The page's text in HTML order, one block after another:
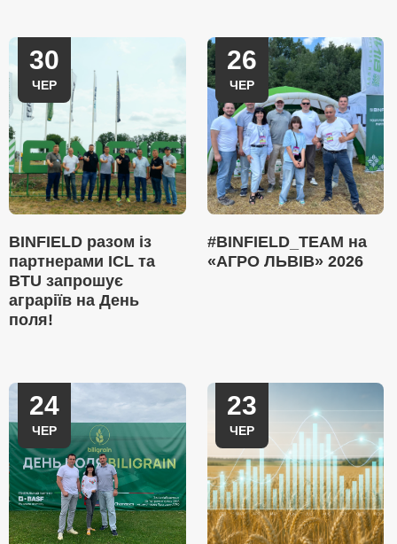
30
ЧЕР
BINFIELD разом із
партнерами ICL та
BTU запрошує
аграріїв на День
поля!
26
ЧЕР
#BINFIELD_TEAM на
«АГРО ЛЬВІВ» 2026
24
ЧЕР
23
ЧЕР